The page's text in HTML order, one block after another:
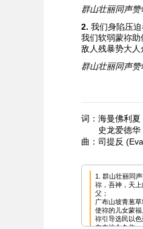
群山壮丽同声赞
2. 我们身陷压
我们软弱蒙祢助
敌人残暴势大人
群山壮丽同声赞
词：海曼佛利
史龙爱德华
曲：司提反
1. 群山壮丽同
祢，吾神，天上
父；
广布山坡青葱草
使祢的儿女蒙福
祢引导选民以色
自由地永久住；